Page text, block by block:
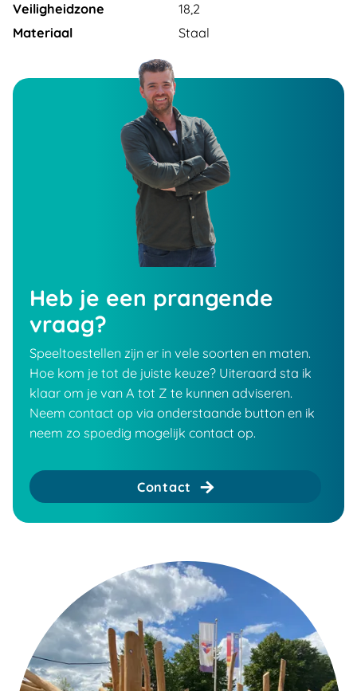
Veiligheidzone
18,2
Materiaal
Staal
Heb je een prangende
vraag?
Speeltoestellen zijn er in vele soorten en maten.
Hoe kom je tot de juiste keuze? Uiteraard sta ik
klaar om je van A tot Z te kunnen adviseren.
Neem contact op via onderstaande button en ik
neem zo spoedig mogelijk contact op.
Contact